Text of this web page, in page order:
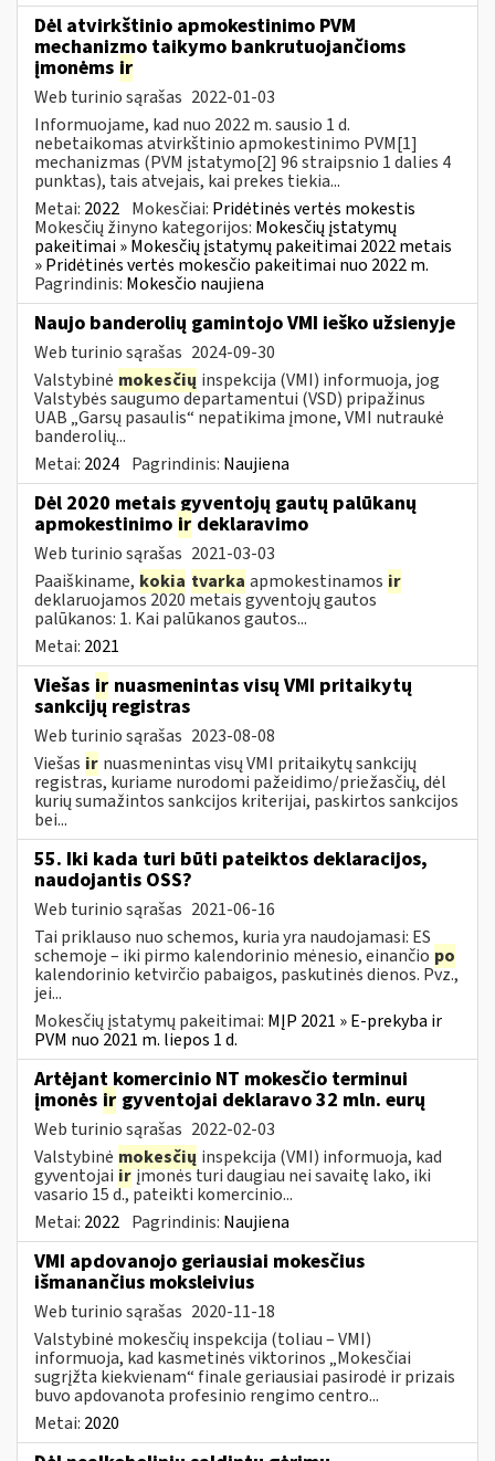
Dėl atvirkštinio apmokestinimo PVM
mechanizmo taikymo bankrutuojančioms
įmonėms ir
Web turinio sąrašas 2022-01-03
Informuojame, kad nuo 2022 m. sausio 1 d.
nebetaikomas atvirkštinio apmokestinimo PVM[1]
mechanizmas (PVM įstatymo[2] 96 straipsnio 1 dalies 4
punktas), tais atvejais, kai prekes tiekia...
Metai: 2022 Mokesčiai: Pridėtinės vertės mokestis
Mokesčių žinyno kategorijos: Mokesčių įstatymų
pakeitimai » Mokesčių įstatymų pakeitimai 2022 metais
» Pridėtinės vertės mokesčio pakeitimai nuo 2022 m.
Pagrindinis: Mokesčio naujiena
Naujo banderolių gamintojo VMI ieško užsienyje
Web turinio sąrašas 2024-09-30
Valstybinė mokesčių inspekcija (VMI) informuoja, jog
Valstybės saugumo departamentui (VSD) pripažinus
UAB „Garsų pasaulis“ nepatikima įmone, VMI nutraukė
banderolių...
Metai: 2024 Pagrindinis: Naujiena
Dėl 2020 metais gyventojų gautų palūkanų
apmokestinimo ir deklaravimo
Web turinio sąrašas 2021-03-03
Paaiškiname, kokia tvarka apmokestinamos ir
deklaruojamos 2020 metais gyventojų gautos
palūkanos: 1. Kai palūkanos gautos...
Metai: 2021
Viešas ir nuasmenintas visų VMI pritaikytų
sankcijų registras
Web turinio sąrašas 2023-08-08
Viešas ir nuasmenintas visų VMI pritaikytų sankcijų
registras, kuriame nurodomi pažeidimo/priežasčių, dėl
kurių sumažintos sankcijos kriterijai, paskirtos sankcijos
bei...
55. Iki kada turi būti pateiktos deklaracijos,
naudojantis OSS?
Web turinio sąrašas 2021-06-16
Tai priklauso nuo schemos, kuria yra naudojamasi: ES
schemoje – iki pirmo kalendorinio mėnesio, einančio po
kalendorinio ketvirčio pabaigos, paskutinės dienos. Pvz.,
jei...
Mokesčių įstatymų pakeitimai: MĮP 2021 » E-prekyba ir
PVM nuo 2021 m. liepos 1 d.
Artėjant komercinio NT mokesčio terminui
įmonės ir gyventojai deklaravo 32 mln. eurų
Web turinio sąrašas 2022-02-03
Valstybinė mokesčių inspekcija (VMI) informuoja, kad
gyventojai irįmonės turi daugiau nei savaitę lako, iki
vasario 15 d., pateikti komercinio...
Metai: 2022 Pagrindinis: Naujiena
VMI apdovanojo geriausiai mokesčius
išmanančius moksleivius
Web turinio sąrašas 2020-11-18
Valstybinė mokesčių inspekcija (toliau – VMI)
informuoja, kad kasmetinės viktorinos „Mokesčiai
sugrįžta kiekvienam“ finale geriausiai pasirodė ir prizais
buvo apdovanota profesinio rengimo centro...
Metai: 2020